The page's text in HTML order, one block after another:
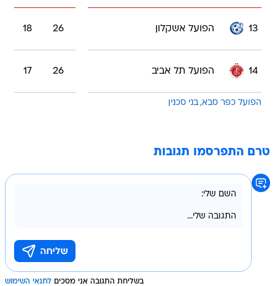
13 הפועל אשקלון 26
18
14 הפועל תל אביב 26
17
הפועל כפר סבא בני סכנין
טרם התפרסמו תגובות
בשליחת התגובה אני מסכים לתנאי השימוש